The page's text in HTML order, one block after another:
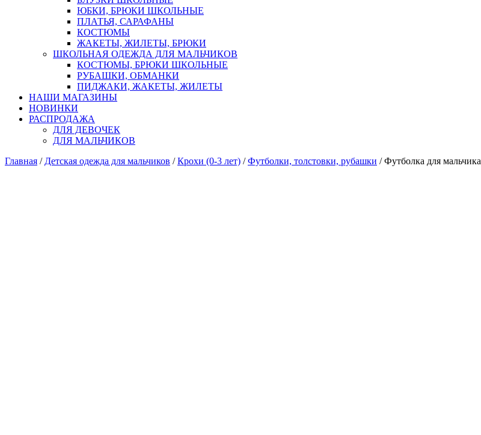
ЮБКИ, БРЮКИ ШКОЛЬНЫЕ
ПЛАТЬЯ, САРАФАНЫ
КОСТЮМЫ
ЖАКЕТЫ, ЖИЛЕТЫ, БРЮКИ
ШКОЛЬНАЯ ОДЕЖДА ДЛЯ МАЛЬЧИКОВ
КОСТЮМЫ, БРЮКИ ШКОЛЬНЫЕ
РУБАШКИ, ОБМАНКИ
ПИДЖАКИ, ЖАКЕТЫ, ЖИЛЕТЫ
НАШИ МАГАЗИНЫ
НОВИНКИ
РАСПРОДАЖА
ДЛЯ ДЕВОЧЕК
ДЛЯ МАЛЬЧИКОВ
Главная / Детская одежда для мальчиков /Крохи (0-3 лет) /Футболки, толстовки, рубашки / Футболка для мальчика